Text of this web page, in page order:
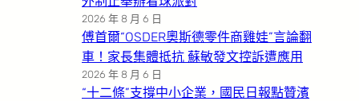
2026 年 8 月 6 日
傅首爾“OSDER奧斯德零件商雞娃”言論翻
車！家長集體抵抗 蘇敏發文控訴遭應用
2026 年 8 月 6 日
“十二條”支撐中小企業，國民日報點贊濱